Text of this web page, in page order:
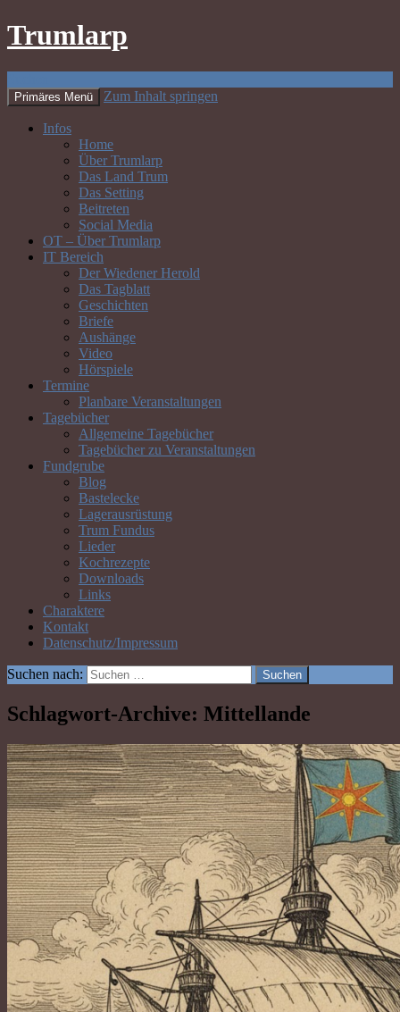
Trumlarp
Primäres Menü Zum Inhalt springen
Infos
Home
Über Trumlarp
Das Land Trum
Das Setting
Beitreten
Social Media
OT – Über Trumlarp
IT Bereich
Der Wiedener Herold
Das Tagblatt
Geschichten
Briefe
Aushänge
Video
Hörspiele
Termine
Planbare Veranstaltungen
Tagebücher
Allgemeine Tagebücher
Tagebücher zu Veranstaltungen
Fundgrube
Blog
Bastelecke
Lagerausrüstung
Trum Fundus
Lieder
Kochrezepte
Downloads
Links
Charaktere
Kontakt
Datenschutz/Impressum
Suchen nach:
Schlagwort-Archive: Mittellande